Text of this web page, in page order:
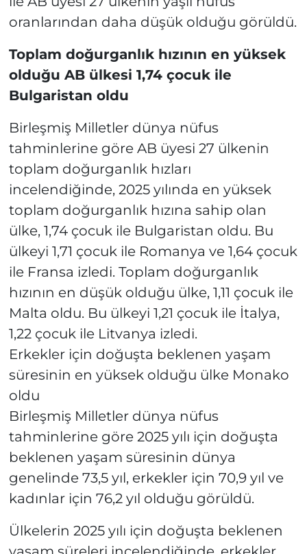
oranlarından daha düşük olduğu görüldü.
Toplam doğurganlık hızının en yüksek
olduğu AB ülkesi 1,74 çocuk ile
Bulgaristan oldu
Birleşmiş Milletler dünya nüfus
tahminlerine göre AB üyesi 27 ülkenin
toplam doğurganlık hızları
incelendiğinde, 2025 yılında en yüksek
toplam doğurganlık hızına sahip olan
ülke, 1,74 çocuk ile Bulgaristan oldu. Bu
ülkeyi 1,71 çocuk ile Romanya ve 1,64 çocuk
ile Fransa izledi. Toplam doğurganlık
hızının en düşük olduğu ülke, 1,11 çocuk ile
Malta oldu. Bu ülkeyi 1,21 çocuk ile İtalya,
1,22 çocuk ile Litvanya izledi.
Erkekler için doğuşta beklenen yaşam
süresinin en yüksek olduğu ülke Monako
oldu
Birleşmiş Milletler dünya nüfus
tahminlerine göre 2025 yılı için doğuşta
beklenen yaşam süresinin dünya
genelinde 73,5 yıl, erkekler için 70,9 yıl ve
kadınlar için 76,2 yıl olduğu görüldü.
Ülkelerin 2025 yılı için doğuşta beklenen